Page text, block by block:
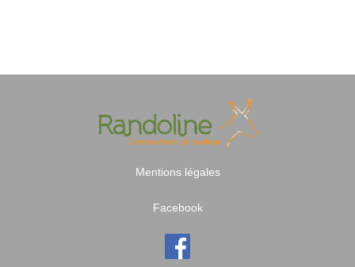
Mentions légales
Facebook